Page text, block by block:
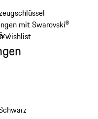
mit Swarovski®
wishlist
/